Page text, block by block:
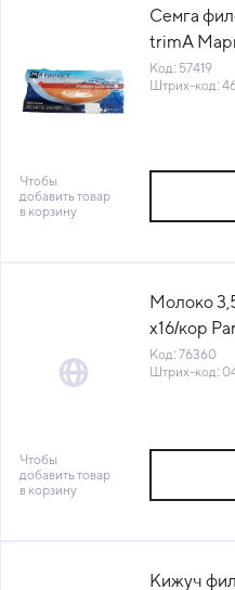
Семга
trimА
57419) (-
Код: 57419
Штрих-код:
Чтобы
добавить товар
в корзину
Молоко
х16/кор
БЗМЖ
(0°С)
Код: 76360
Штрих-код:
Чтобы
добавить товар
в корзину
Кижуч